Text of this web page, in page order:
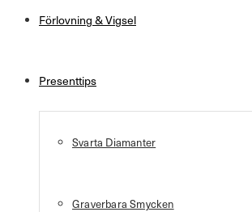
Förlovning & Vigsel
Presenttips
Svarta Diamanter
Graverbara Smycken